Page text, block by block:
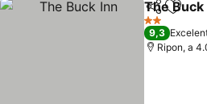
Partilhar
The Buck
2 Estrelas
9,3
Ripon, a